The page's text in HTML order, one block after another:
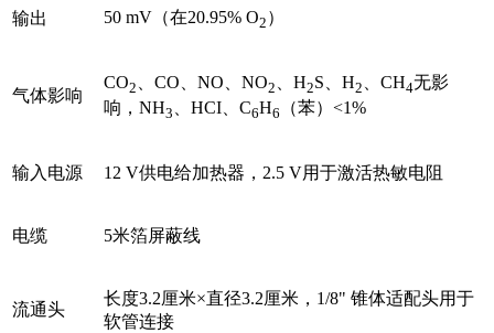
输出 50 mV（在20.95% O2 ）
气体影响
CO2 、CO、NO、NO2 、H2S、H2 、CH4无影
响，NH3 、HCI、C6H6 （苯）<1%
输入电源 12 V供电给加热器，2.5 V用于激活热敏电阻
电缆 5米箔屏蔽线
流通头
长度3.2厘米×直径3.2厘米，1/8" 锥体适配头用于
软管连接